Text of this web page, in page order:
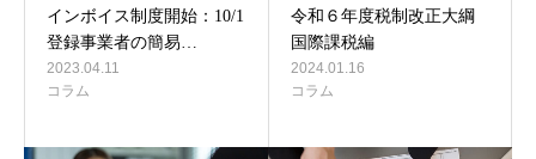
インボイス制度開始：10/1
登録事業者の簡易…
2023.04.11
コラム
令和６年度税制改正大綱
国際課税編
2024.01.16
コラム